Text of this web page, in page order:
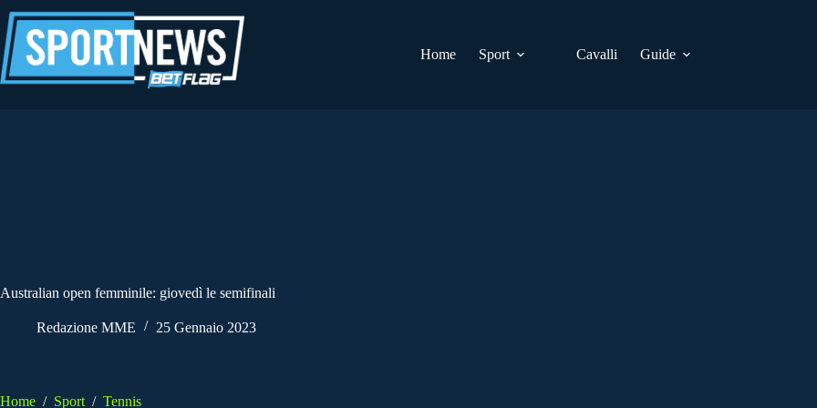
al
contenuto
Home
Sport Cavalli Guide
Australian open femminile: giovedì le semifinali
Redazione MME 25 Gennaio 2023
Home / Sport / Tennis